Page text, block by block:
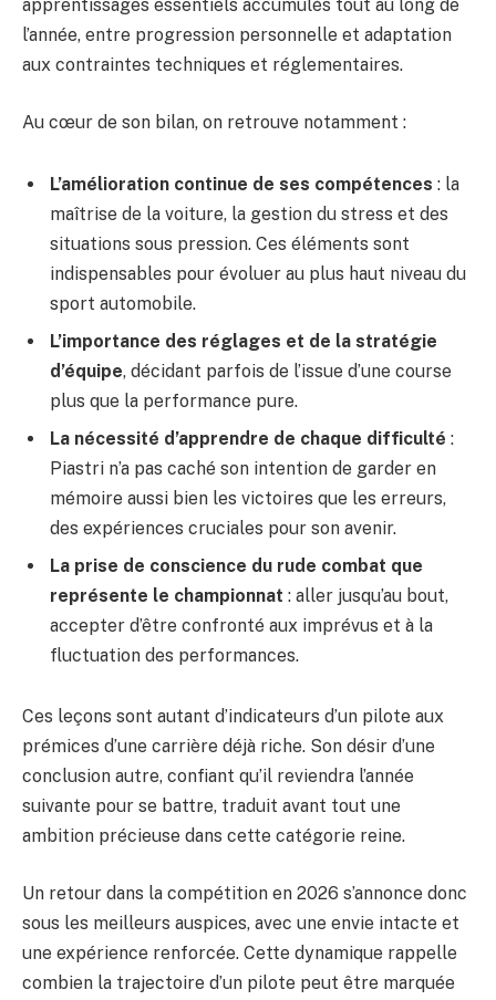
apprentissages essentiels accumulés tout au long de
l’année, entre progression personnelle et adaptation
aux contraintes techniques et réglementaires.
Au cœur de son bilan, on retrouve notamment :
L’amélioration continue de ses compétences : la
maîtrise de la voiture, la gestion du stress et des
situations sous pression. Ces éléments sont
indispensables pour évoluer au plus haut niveau du
sport automobile.
L’importance des réglages et de la stratégie
d’équipe, décidant parfois de l’issue d’une course
plus que la performance pure.
La nécessité d’apprendre de chaque difficulté :
Piastri n’a pas caché son intention de garder en
mémoire aussi bien les victoires que les erreurs,
des expériences cruciales pour son avenir.
La prise de conscience du rude combat que
représente le championnat : aller jusqu’au bout,
accepter d’être confronté aux imprévus et à la
fluctuation des performances.
Ces leçons sont autant d’indicateurs d’un pilote aux
prémices d’une carrière déjà riche. Son désir d’une
conclusion autre, confiant qu’il reviendra l’année
suivante pour se battre, traduit avant tout une
ambition précieuse dans cette catégorie reine.
Un retour dans la compétition en 2026 s’annonce donc
sous les meilleurs auspices, avec une envie intacte et
une expérience renforcée. Cette dynamique rappelle
combien la trajectoire d’un pilote peut être marquée